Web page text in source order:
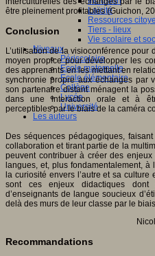
Laïcité
Ressources
Tiers - lieux
Vie scolaire et
Niveaux
Périscolaire
Ecole maternelle
Ecole élémentaire
Collège
Lycée
Université
Les auteurs
être pleinement profitables (Guichon,
Conclusion
L’utilisation de la visioconférence
moyen propice pour développer les
des apprenants en les mettant en
synchronie propre aux échanges par
son partenaire distant ménagent la
dans une interaction orale et à
perceptibles par le biais de la caméra
Des séquences pédagogiques,
collaboration et tirant partie de la
peuvent contribuer à créer des
langues, et, plus fondamentalement, à
la curiosité envers l’autre et sa culture
sont ces enjeux didactiques dont
d’enseignants de langue soucieux
delà des murs de leur classe par le
Recommandations